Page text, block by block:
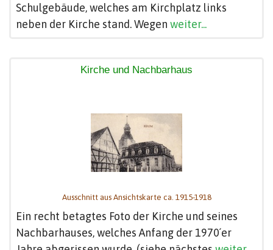
Schulgebäude, welches am Kirchplatz links
neben der Kirche stand. Wegen weiter...
Kirche und Nachbarhaus
Ausschnitt aus Ansichtskarte ca. 1915-1918
Ein recht betagtes Foto der Kirche und seines
Nachbarhauses, welches Anfang der 1970´er